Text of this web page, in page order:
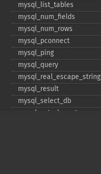
mysql_​list_​tables
mysql_​num_​fields
mysql_​num_​rows
mysql_​pconnect
mysql_​ping
mysql_​query
mysql_​real_​escape_​string
mysql_​result
mysql_​select_​db
mysql_​set_​charset